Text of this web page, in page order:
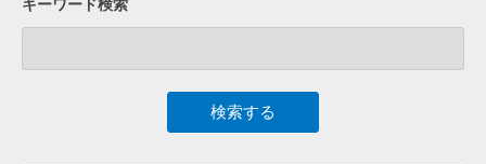
キーワード検索